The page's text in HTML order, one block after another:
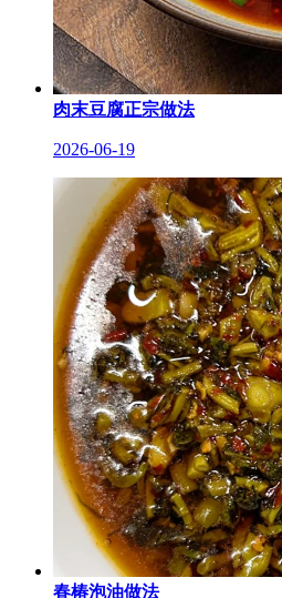
肉末豆腐正宗做法
2026-06-19
春椿泡油做法